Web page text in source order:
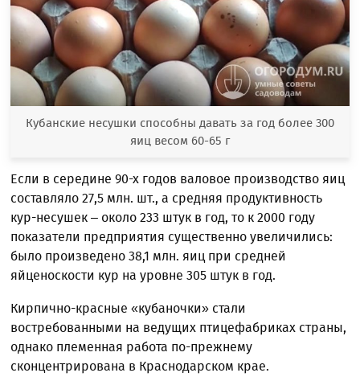
Кубанские несушки способны давать за год более 300
яиц весом 60-65 г
Если в середине 90-х годов валовое производство яиц
составляло 27,5 млн. шт., а средняя продуктивность
кур-несушек – около 233 штук в год, то к 2000 году
показатели предприятия существенно увеличились:
было произведено 38,1 млн. яиц при средней
яйценоскости кур на уровне 305 штук в год.
Кирпично-красные «кубаночки» стали
востребованными на ведущих птицефабриках страны,
однако племенная работа по-прежнему
сконцентрирована в Краснодарском крае.